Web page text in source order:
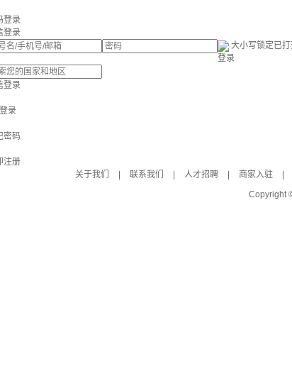
登录
登录
大小写锁定已
登录
登录
录
密码
注册
关于我们
联系我们 人才招聘 商家入驻
Copyright